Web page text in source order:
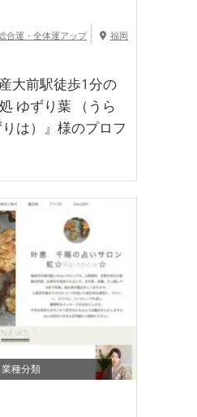
合運・全体運アップ
福岡
大前駅徒歩1分の
ゆずり葉 （うら
は）』様のプロフ
業種分類